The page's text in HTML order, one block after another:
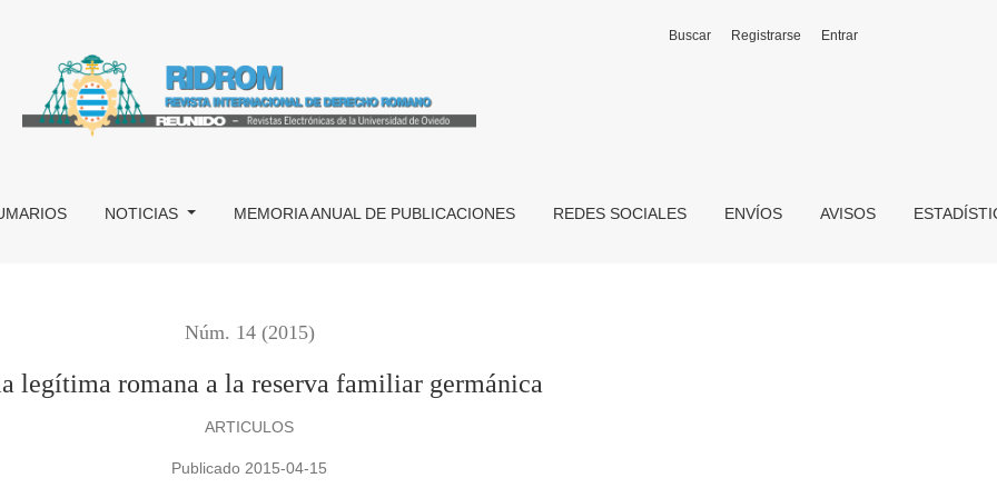
NOTICIAS MEMORIA ANUAL DE PUBLICACIONES REDES SOCIALES ENVÍOS AVISOS
Buscar Registrarse Entrar
Núm. 14 (2015)
legítima romana a la reserva familiar germánica
ARTICULOS
Publicado 2015-04-15